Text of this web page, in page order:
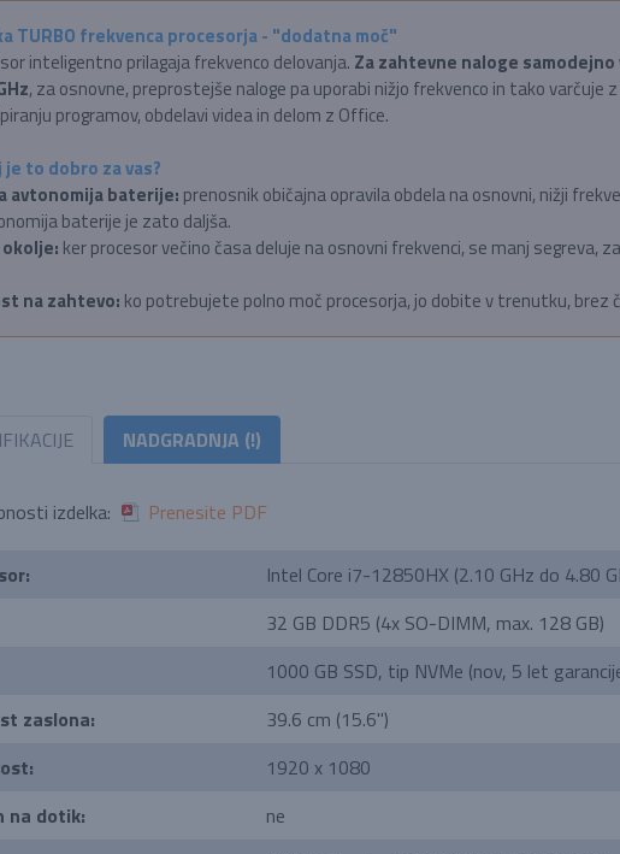
TURBO frekvenca procesorja - "dodatna moč"
inteligentno prilagaja frekvenco delovanja. Za zahtevne naloge
, za osnovne, preprostejše naloge pa uporabi nižjo frekvenco in tako varčuje
programov, obdelavi videa in delom z Office.
je to dobro za vas?
avtonomija baterije: prenosnik običajna opravila obdela na osnovni, nižji
baterije je zato daljša.
ker procesor večino časa deluje na osnovni frekvenci, se manj segreva,
na zahtevo: ko potrebujete polno moč procesorja, jo dobite v trenutku, brez
NADGRADNJA (!)
izdelka: Prenesite PDF
Intel Core i7-12850HX (2.10 GHz do 4.80
32 GB DDR5 (4x SO-DIMM, max. 128 GB)
1000 GB SSD, tip NVMe (nov, 5 let
zaslona:
39.6 cm (15.6'')
1920 x 1080
na dotik:
ne